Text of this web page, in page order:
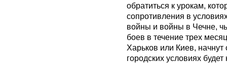
обратиться к урокам,
сопротивления в
войны и войны в Чечне,
боев в течение трех
Харьков или Киев,
городских условиях